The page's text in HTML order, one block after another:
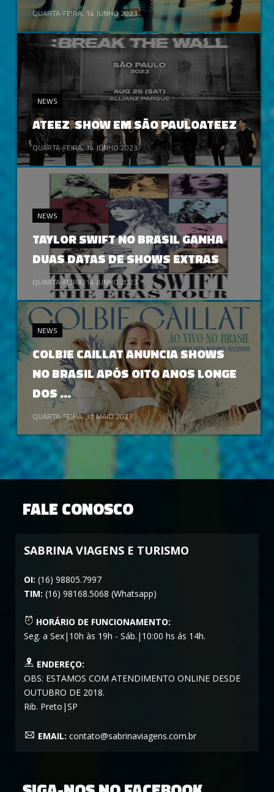
QUARTA-FEIRA, 14 JUNHO 2023
QUARTA-FEIRA, 14 JUNHO 2023
NEWS
ATEEZ SHOW EM SÃO PAULOATEEZ
QUARTA-FEIRA, 14 JUNHO 2023
NEWS
TAYLOR SWIFT NO BRASIL GANHA
DUAS DATAS DE SHOWS EXTRAS
QUARTA-FEIRA, 31 MAIO 2023
NEWS
COLBIE CAILLAT ANUNCIA SHOWS
NO BRASIL APÓS OITO ANOS LONGE
DOS ...
FALE CONOSCO
SABRINA VIAGENS E TURISMO
OI: (16) 98805.7997
TIM: (16) 98168.5068 (Whatsapp)
HORÁRIO DE FUNCIONAMENTO:
Seg. a Sex|10h às 19h - Sáb.|10:00 hs ás 14h.
ENDEREÇO:
OBS: ESTAMOS COM ATENDIMENTO ONLINE DESDE
OUTUBRO DE 2018.
Rib. Preto|SP
EMAIL: contato@sabrinaviagens.com.br